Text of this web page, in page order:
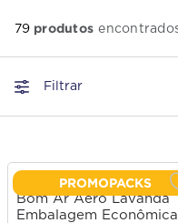
79 produtos
Filtrar
PROMOPACKS
Bom Ar Aero Lavanda
Embalagem Econômica